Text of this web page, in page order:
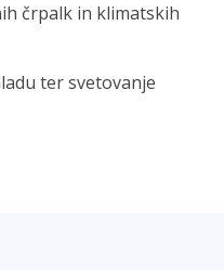
črpalk in klimatskih
ter svetovanje